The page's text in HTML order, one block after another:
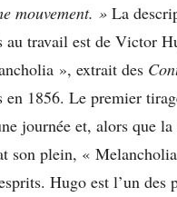
mouvement. » La
au travail est de Victor
», extrait des
en 1856. Le premier
journée et, alors que
son plein, «
Hugo est l’un des